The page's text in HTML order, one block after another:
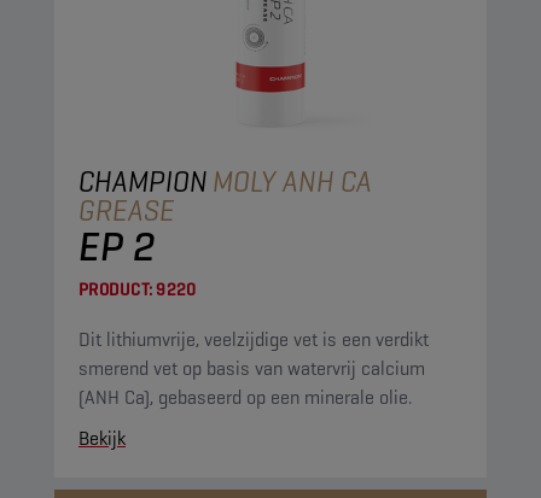
CHAMPIONMOLY ANH CA
GREASE
EP 2
PRODUCT:9220
Dit lithiumvrije, veelzijdige vet is een verdikt
smerend vet op basis van watervrij calcium
(ANH Ca), gebaseerd op een minerale olie.
Bekijk